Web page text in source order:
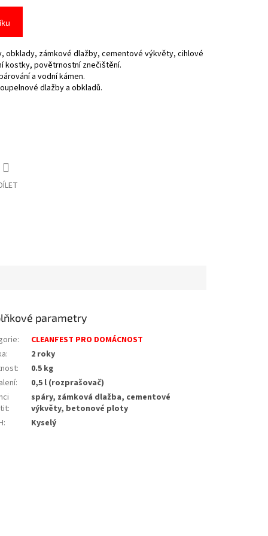
obklady, zámkové dlažby, cementové výkvěty, cihlové
kostky, povětrnostní znečištění.
a vodní kámen.
dlažby a obkladů.
parametry
:
CLEANFEST PRO DOMÁCNOST
:
2 roky
:
0.5 kg
:
0,5 l (rozprašovač)
:
spáry, zámková dlažba, cementové
výkvěty, betonové ploty
: Kyselý